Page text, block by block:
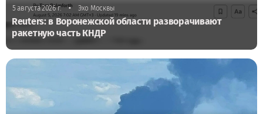
5 августа 2026 г. • Эхо Москвы
Reuters: в Воронежской области разворачивают
ракетную часть КНДР